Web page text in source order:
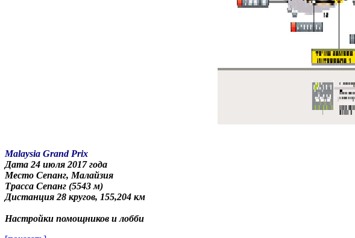
Malaysia Grand Prix
Дата 24 июля 2017 года
Место Сепанг, Малайзия
Трасса Сепанг (5543 м)
Дистанция 28 кругов, 155,204 км
Настройки помощников и лобби